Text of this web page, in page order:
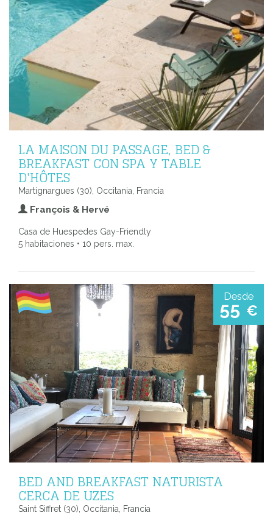
LA MAISON DU PASSAGE, BED &
BREAKFAST CON SPA Y TABLE
D'HÔTES
Martignargues (30), Occitania, Francia
François & Hervé
Casa de Huespedes Gay-Friendly
5 habitaciones • 10 pers. max.
Desde
55 €
BED AND BREAKFAST NATURISTA
CERCA DE UZES
Saint Siffret (30), Occitania, Francia